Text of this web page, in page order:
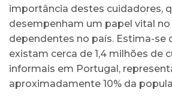
importância destes cuidadores,
desempenham um papel vital
dependentes no país. Estima-se
existam cerca de 1,4 milhões de
informais em Portugal,
aproximadamente 10% da